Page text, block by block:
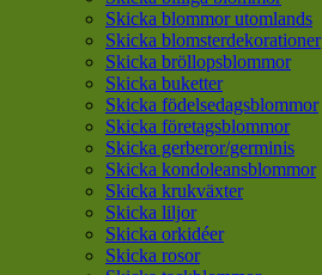
Skicka blommor utomlands
Skicka blomsterdekorationer
Skicka bröllopsblommor
Skicka buketter
Skicka födelsedagsblommor
Skicka företagsblommor
Skicka gerberor/germinis
Skicka kondoleansblommor
Skicka krukväxter
Skicka liljor
Skicka orkidéer
Skicka rosor